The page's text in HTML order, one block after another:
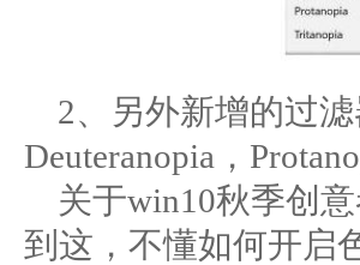
2、另外新增的过
Deuteranopia，
关于win10秋季创
到这，不懂如何开启